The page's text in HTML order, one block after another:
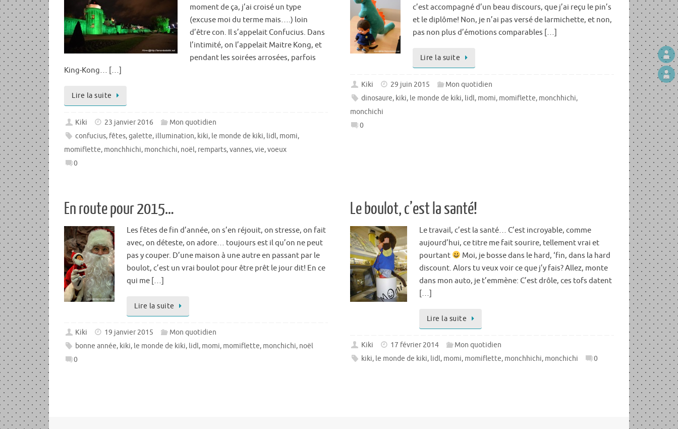
moment de ça, j’ai croisé un type
(excuse moi du terme mais….) loin
d’être con. Il s’appelait Confucius. Dans
l’intimité, on l’appelait Maitre Kong, et
pendant les soirées arrosées, parfois
King-Kong… […]
Lire la suite
Kiki 23 janvier 2016
Mon quotidien
confucius, fêtes,galette, illumination, kiki, le monde de kiki, lidl, momi,
momiflette, monchhichi, monchichi, noël, remparts,vannes,vie,voeux
0
c’est accompagné d’un beau discours, que j’ai reçu le pin’s
et le diplôme! Non, je n’ai pas versé de larmichette, et non,
pas non plus d’émotions comparables […]
Lire la suite
Kiki 29 juin 2015
Mon quotidien
dinosaure, kiki, le monde de kiki, lidl, momi, momiflette, monchhichi,
monchichi
0
En route pour 2015…
Les fêtes de fin d’année, on s’en réjouit, on stresse, on fait
avec, on déteste, on adore… toujours est il qu’on ne peut
pas y couper. D’une maison à une autre en passant par le
boulot, c’est un vrai boulot pour être prêt le jour dit! En ce
qui me […]
Lire la suite
Kiki 19 janvier 2015
Mon quotidien
bonne année, kiki, le monde de kiki, lidl, momi, momiflette, monchichi, noël
0
Le boulot, c’est la santé!
Le travail, c’est la santé… C’est incroyable, comme
aujourd’hui, ce titre me fait sourire, tellement vrai et
pourtant
Moi, je bosse dans le hard, ‘fin, dans la hard
discount. Alors tu veux voir ce que j’y fais? Allez, monte
dans mon auto, je t’emmène: C’est drôle, ces tofs datent
[…]
Lire la suite
Kiki 17 février 2014
Mon quotidien
kiki, le monde de kiki, lidl, momi, momiflette, monchhichi, monchichi 0